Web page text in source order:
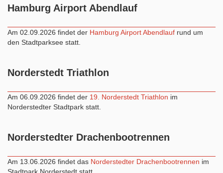
Hamburg Airport Abendlauf
Am 02.09.2026 findet der Hamburg Airport Abendlauf rund um
den Stadtparksee statt.
Norderstedt Triathlon
Am 06.09.2026 findet der 19. Norderstedt Triathlon im
Norderstedter Stadtpark statt.
Norderstedter Drachenbootrennen
Am 13.06.2026 findet das Norderstedter Drachenbootrennen im